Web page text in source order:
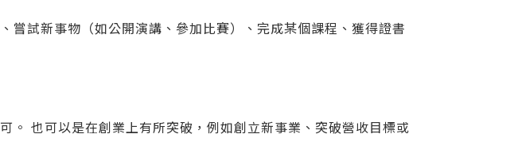
嘗試新事物（如公開演講、參加比賽）、完成某個課程、獲得證書
。 也可以是在創業上有所突破，例如創立新事業、突破營收目標或